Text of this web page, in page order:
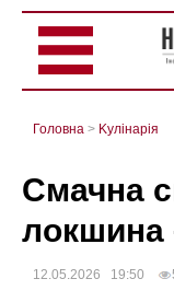
Головна > Kулінарія
Смачна
локшина
12.05.2026 19:50